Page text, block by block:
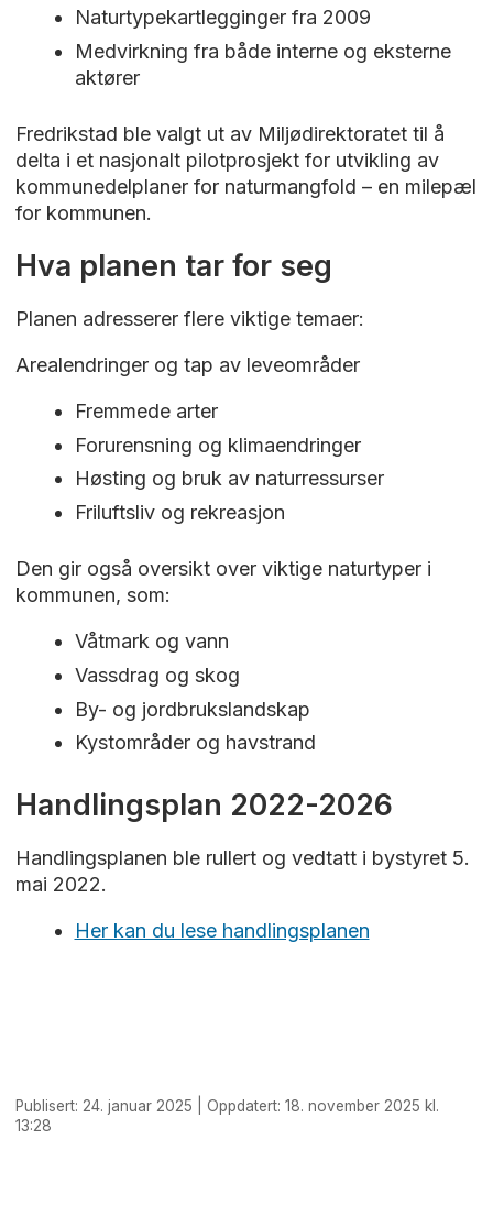
Naturtypekartlegginger fra 2009
Medvirkning fra både interne og eksterne
aktører
Fredrikstad ble valgt ut av Miljødirektoratet til å
delta i et nasjonalt pilotprosjekt for utvikling av
kommunedelplaner for naturmangfold – en milepæl
for kommunen.
Hva planen tar for seg
Planen adresserer flere viktige temaer:
Arealendringer og tap av leveområder
Fremmede arter
Forurensning og klimaendringer
Høsting og bruk av naturressurser
Friluftsliv og rekreasjon
Den gir også oversikt over viktige naturtyper i
kommunen, som:
Våtmark og vann
Vassdrag og skog
By- og jordbrukslandskap
Kystområder og havstrand
Handlingsplan 2022-2026
Handlingsplanen ble rullert og vedtatt i bystyret 5.
mai 2022.
Her kan du lese handlingsplanen
Publisert: 24. januar 2025 | Oppdatert: 18. november 2025 kl.
13:28